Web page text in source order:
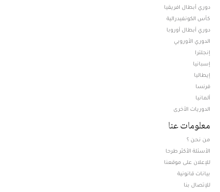
دوري أبطال افريقيا
كأس الكونفيدرالية
دوري أبطال أوروبا
الدوري الأوروبي
إنجلترا
إسبانيا
إيطاليا
فرنسا
ألمانيا
الدوريات الأخرى
معلومات عنا
من نحن ؟
الأسئلة الأكثر طرحا
للإعلان على موقعنا
بيانات قانونية
للإتصال بنا